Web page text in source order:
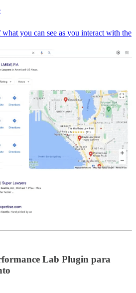
you can see as you interact with the
Lab Plugin para